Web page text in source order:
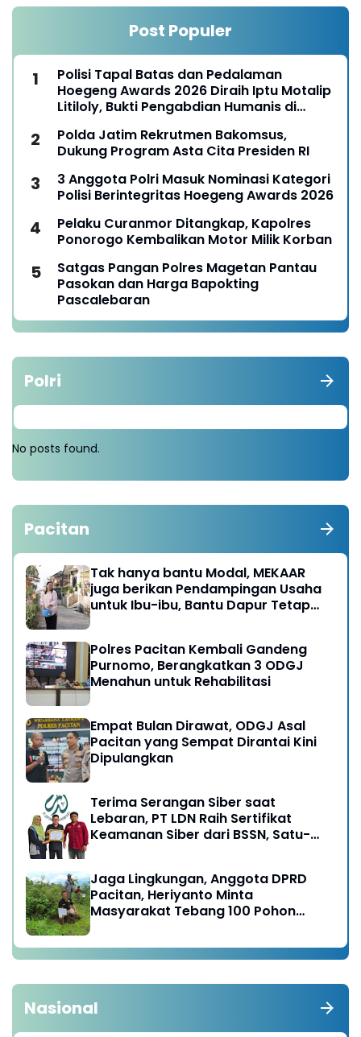
Post Populer
Polisi Tapal Batas dan Pedalaman
Hoegeng Awards 2026 Diraih Iptu Motalip
Litiloly, Bukti Pengabdian Humanis di
Polda Jatim Rekrutmen Bakomsus,
Dukung Program Asta Cita Presiden RI
3 Anggota Polri Masuk Nominasi Kategori
Polisi Berintegritas Hoegeng Awards 2026
Pelaku Curanmor Ditangkap, Kapolres
Ponorogo Kembalikan Motor Milik Korban
Satgas Pangan Polres Magetan Pantau
Pasokan dan Harga Bapokting
Pascalebaran
Polri
No posts found.
Pacitan
Tak hanya bantu Modal, MEKAAR
juga berikan Pendampingan Usaha
untuk Ibu-ibu, Bantu Dapur Tetap
Polres Pacitan Kembali Gandeng
Purnomo, Berangkatkan 3 ODGJ
Menahun untuk Rehabilitasi
Empat Bulan Dirawat, ODGJ Asal
Pacitan yang Sempat Dirantai Kini
Dipulangkan
Terima Serangan Siber saat
Lebaran, PT LDN Raih Sertifikat
Keamanan Siber dari BSSN, Satu-
Jaga Lingkungan, Anggota DPRD
Pacitan, Heriyanto Minta
Masyarakat Tebang 100 Pohon
Nasional